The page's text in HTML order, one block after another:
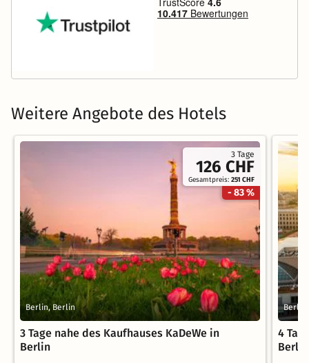
Weitere Angebote des Hotels
3 Tage
126 CHF
Gesamtpreis:251 CHF
- 83 %
Berlin, Berlin
3 Tage nahe des Kaufhauses KaDeWe in
Berlin
4
Berlin